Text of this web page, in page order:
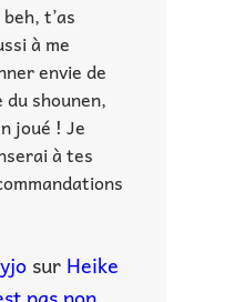
t’as
à me
envie de
du shounen,
joué ! Je
à tes
sur Heike